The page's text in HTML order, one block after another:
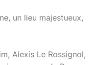
un lieu majestueux,
Alexis Le Rossignol,